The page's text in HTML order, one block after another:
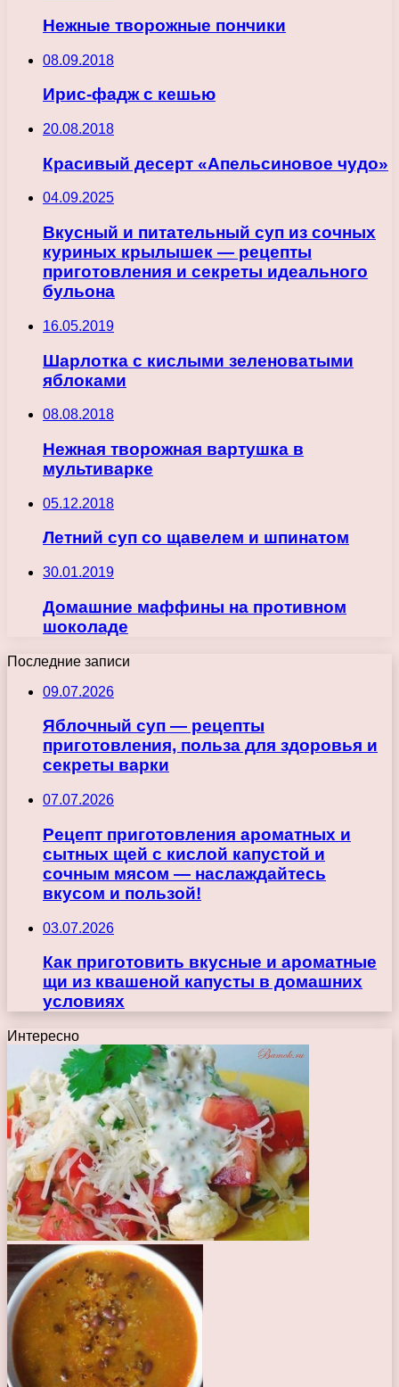
Нежные творожные пончики
08.09.2018
Ирис-фадж с кешью
20.08.2018
Красивый десерт «Апельсиновое чудо»
04.09.2025
Вкусный и питательный суп из сочных
куриных крылышек — рецепты
приготовления и секреты идеального
бульона
16.05.2019
Шарлотка с кислыми зеленоватыми
яблоками
08.08.2018
Нежная творожная вартушка в
мультиварке
05.12.2018
Летний суп со щавелем и шпинатом
30.01.2019
Домашние маффины на противном
шоколаде
Последние записи
09.07.2026
Яблочный суп — рецепты
приготовления, польза для здоровья и
секреты варки
07.07.2026
Рецепт приготовления ароматных и
сытных щей с кислой капустой и
сочным мясом — наслаждайтесь
вкусом и пользой!
03.07.2026
Как приготовить вкусные и ароматные
щи из квашеной капусты в домашних
условиях
Интересно